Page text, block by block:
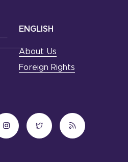
ENGLISH
About Us
Foreign Rights